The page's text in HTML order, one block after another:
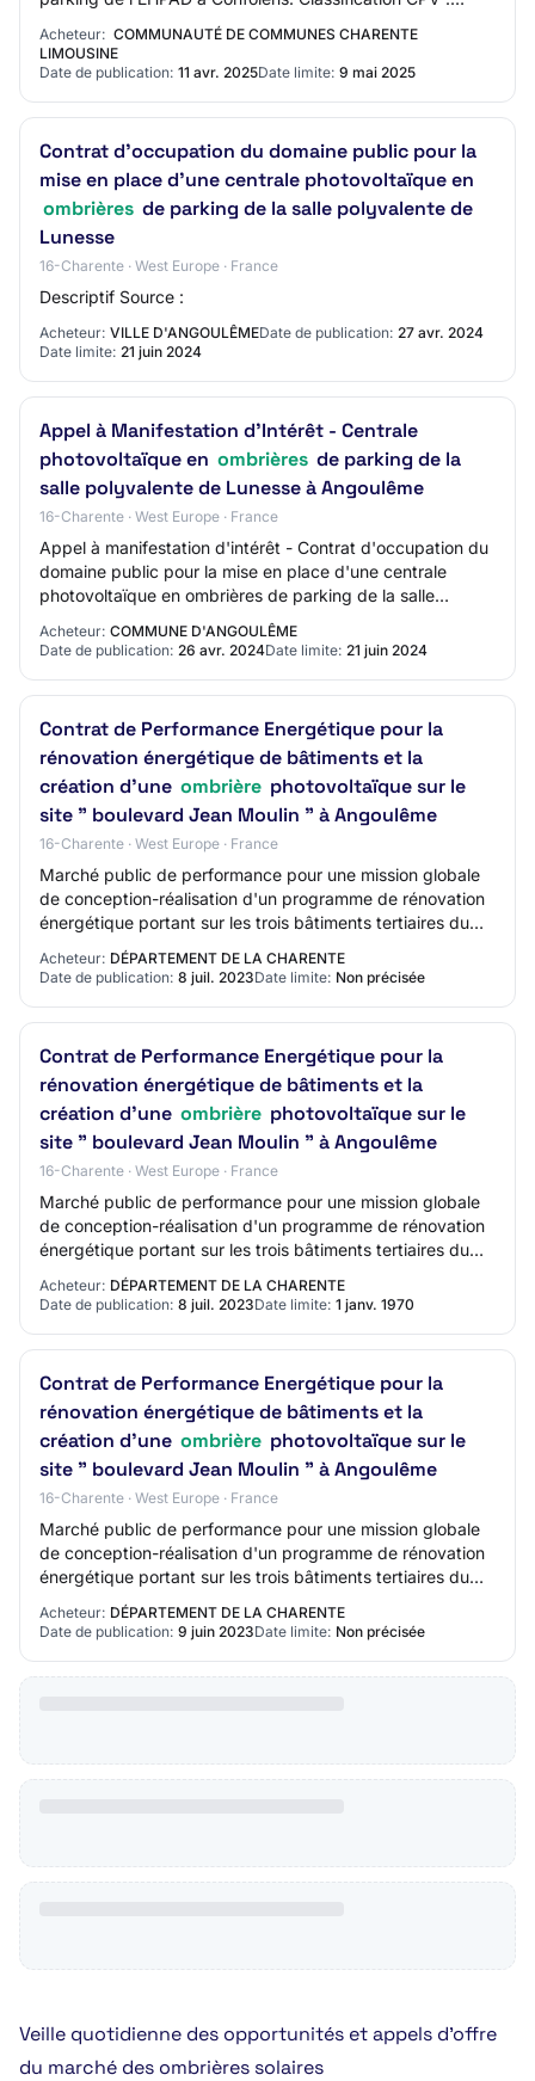
Principale : 45261215 - Travaux de c…
Acheteur: COMMUNAUTÉ DE COMMUNES CHARENTE
LIMOUSINE
Date de publication: 11 avr. 2025Date limite: 9 mai 2025
Contrat d'occupation du domaine public pour la
mise en place d'une centrale photovoltaïque en
ombrières de parking de la salle polyvalente de
Lunesse
16-Charente · West Europe · France
Descriptif Source :
Acheteur: VILLE D'ANGOULÊMEDate de publication: 27 avr. 2024
Date limite: 21 juin 2024
Appel à Manifestation d'Intérêt - Centrale
photovoltaïque en ombrières de parking de la
salle polyvalente de Lunesse à Angoulême
16-Charente · West Europe · France
Appel à manifestation d'intérêt - Contrat d'occupation du
domaine public pour la mise en place d'une centrale
photovoltaïque en ombrières de parking de la salle
polyvalente de Lunesse à Angoulême (16…
Acheteur: COMMUNE D'ANGOULÊME
Date de publication: 26 avr. 2024Date limite: 21 juin 2024
Contrat de Performance Energétique pour la
rénovation énergétique de bâtiments et la
création d'une ombrière photovoltaïque sur le
site " boulevard Jean Moulin " à Angoulême
16-Charente · West Europe · France
Marché public de performance pour une mission globale
de conception-réalisation d'un programme de rénovation
énergétique portant sur les trois bâtiments tertiaires du
site, le collège et la construct…
Acheteur: DÉPARTEMENT DE LA CHARENTE
Date de publication: 8 juil. 2023Date limite: Non précisée
Contrat de Performance Energétique pour la
rénovation énergétique de bâtiments et la
création d'une ombrière photovoltaïque sur le
site " boulevard Jean Moulin " à Angoulême
16-Charente · West Europe · France
Marché public de performance pour une mission globale
de conception-réalisation d'un programme de rénovation
énergétique portant sur les trois bâtiments tertiaires du
site, le collège et la construct…
Acheteur: DÉPARTEMENT DE LA CHARENTE
Date de publication: 8 juil. 2023Date limite: 1 janv. 1970
Contrat de Performance Energétique pour la
rénovation énergétique de bâtiments et la
création d'une ombrière photovoltaïque sur le
site " boulevard Jean Moulin " à Angoulême
16-Charente · West Europe · France
Marché public de performance pour une mission globale
de conception-réalisation d'un programme de rénovation
énergétique portant sur les trois bâtiments tertiaires du
site, le collège et la construct…
Acheteur: DÉPARTEMENT DE LA CHARENTE
Date de publication: 9 juin 2023Date limite: Non précisée
Veille quotidienne des opportunités et appels d’offre
du marché des ombrières solaires